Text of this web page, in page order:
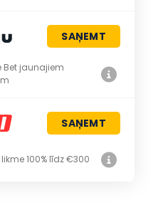
SAŅEMT
Bet jaunajiem
SAŅEMT
100% līdz €300